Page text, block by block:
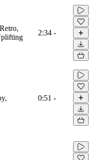
2:34 -
0:51 -